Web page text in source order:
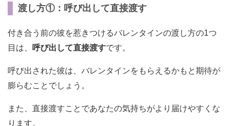
渡し方①：呼び出して直接渡す
付き合う前の彼を惹きつけるバレンタインの渡し方の1つ
目は、
呼び出して直接渡すです。
呼び出された彼は、バレンタインをもらえるかもと期待が
膨らむことでしょう。
また、直接渡すことであなたの気持ちがより届けやすくな
ります。